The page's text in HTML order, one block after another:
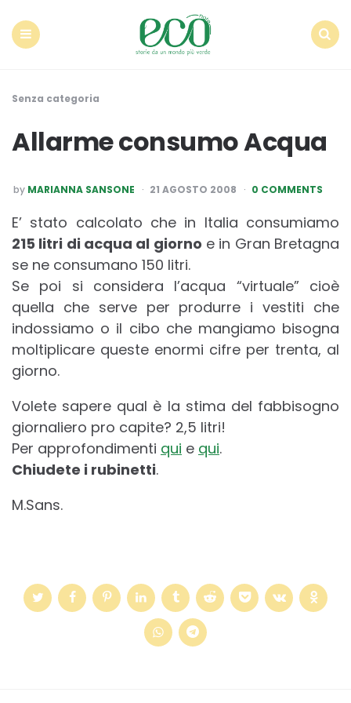
Senza categoria
Allarme consumo Acqua
POSTED
BY
by MARIANNA SANSONE 21 AGOSTO 2008 0 COMMENTS
E’ stato calcolato che in Italia consumiamo
215 litri di acqua al giorno e in Gran Bretagna
se ne consumano 150 litri.
Se poi si considera l’acqua “virtuale” cioè
quella che serve per produrre i vestiti che
indossiamo o il cibo che mangiamo bisogna
moltiplicare queste enormi cifre per trenta, al
giorno.
Volete sapere qual è la stima del fabbisogno
giornaliero pro capite? 2,5 litri!
Per approfondimenti qui e qui.
Chiudete i rubinetti.
M.Sans.